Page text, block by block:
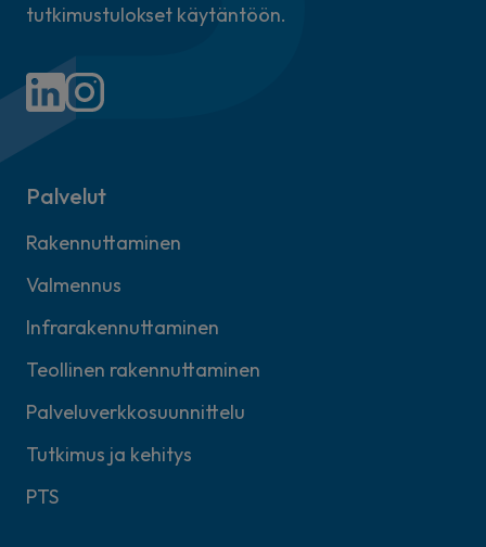
tutkimustulokset käytäntöön.
Palvelut
Rakennuttaminen
Valmennus
Infrarakennuttaminen
Teollinen rakennuttaminen
Palveluverkkosuunnittelu
Tutkimus ja kehitys
PTS